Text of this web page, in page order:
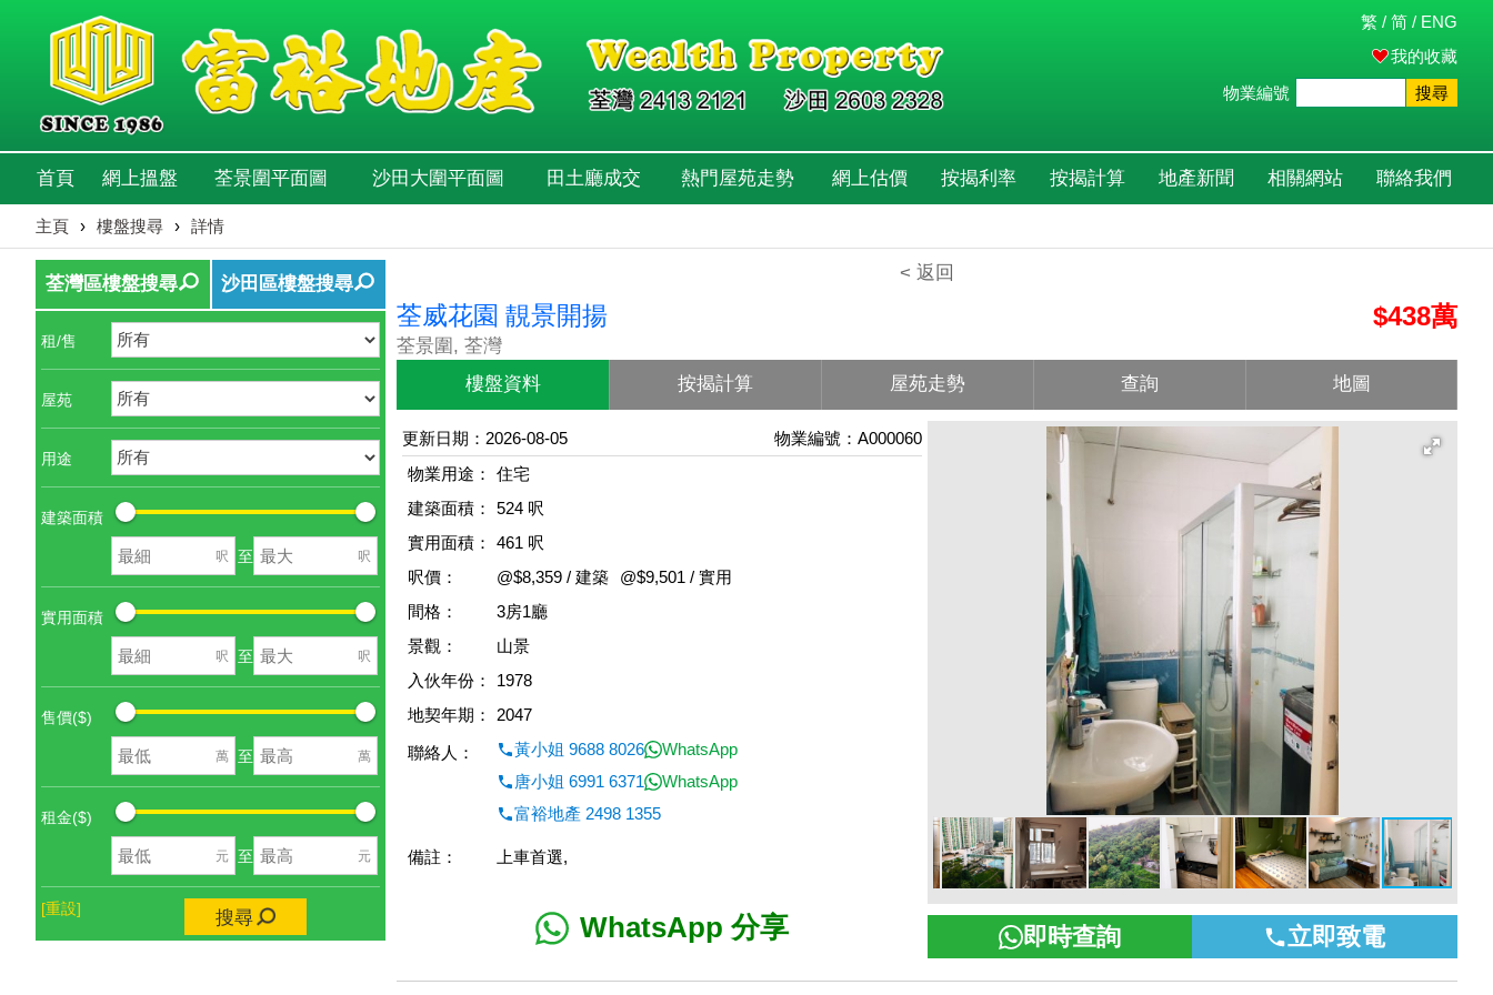
繁 / 简 / ENG
我的收藏
物業編號
搜尋
首頁 網上搵盤 荃景圍平面圖 沙田大圍平面圖 田土廳成交 熱門屋苑走勢 網上估價 按揭利率 按揭計算 地產新聞 相關網站 聯絡我們
主頁 › 樓盤搜尋 › 詳情
荃灣區樓盤搜尋 沙田區樓盤搜尋
租/售
屋苑
用途
建築面積
呎 至 呎
實用面積
呎 至 呎
售價($)
萬 至 萬
租金($)
元 至 元
[重設] 搜尋
< 返回
荃威花園 靚景開揚
荃景圍, 荃灣
$438萬
樓盤資料 按揭計算 屋苑走勢 查詢 地圖
更新日期：2026-08-05
物業編號：A000060
物業用途：
住宅
建築面積：
524 呎
實用面積：
461 呎
呎價：
@$8,359 / 建築
@$9,501 / 實用
間格：
3房1廳
景觀：
山景
入伙年份：
1978
地契年期：
2047
聯絡人：
黃小姐 9688 8026
WhatsApp
唐小姐 6991 6371
WhatsApp
富裕地產 2498 1355
備註： 上車首選,
WhatsApp 分享 即時查詢 立即致電